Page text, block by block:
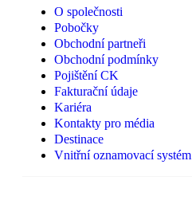
O společnosti
Pobočky
Obchodní partneři
Obchodní podmínky
Pojištění CK
Fakturační údaje
Kariéra
Kontakty pro média
Destinace
Vnitřní oznamovací systém